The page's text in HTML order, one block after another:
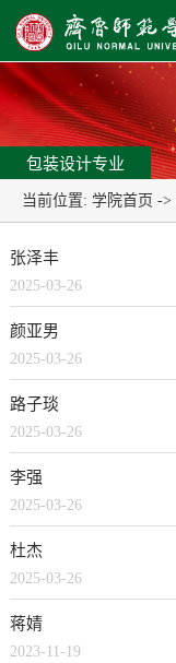
包装设计专业
当前位置: 学院首页 ->
张泽丰
2025-03-26
颜亚男
2025-03-26
路子琰
2025-03-26
李强
2025-03-26
杜杰
2025-03-26
蒋婧
2023-11-19